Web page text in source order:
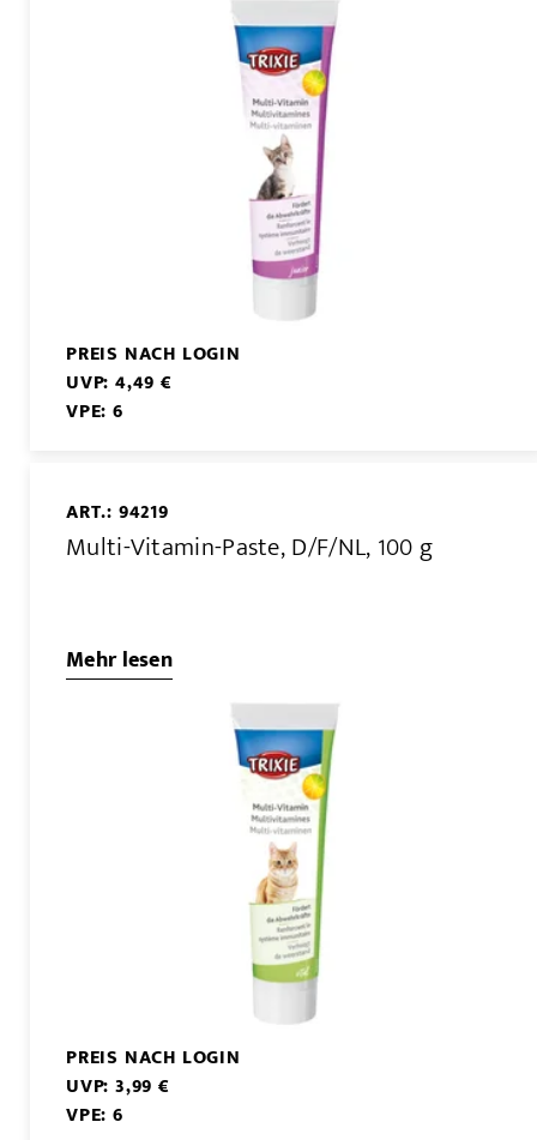
PREIS NACH LOGIN
UVP: 4,49 €
VPE: 6
ART.: 94219
Multi-Vitamin-Paste, D/F/NL, 100 g
Mehr lesen
PREIS NACH LOGIN
UVP: 3,99 €
VPE: 6